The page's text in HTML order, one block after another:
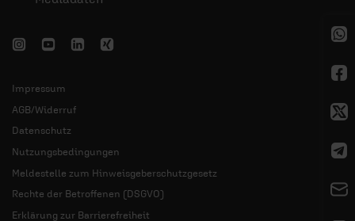
Impressum
AGB/Widerruf
Datenschutz
Nutzungsbedingungen
Meldestelle zum Hinweisgeberschutzgesetz
Rechte der Betroffenen (DSGVO)
Erklärung zur Barrierefreiheit